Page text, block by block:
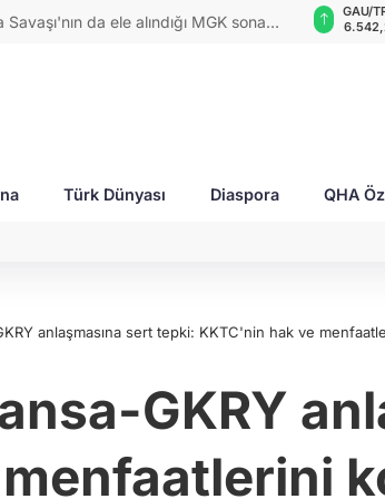
Gündoğdu: Kırım Tatarları ile Ahıska
0,0018
6.542,28
BIST
Türk Dünyası Diaspora QHA
anlaşmasına sert tepki: KKTC'nin hak ve
GKRY